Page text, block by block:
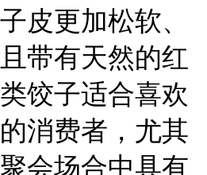
皮更加松软、
带有天然的红
饺子适合喜欢
消费者，尤其
会场合中具有